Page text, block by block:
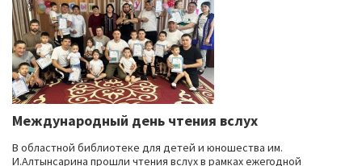
Международный день чтения вслух
В областной библиотеке для детей и юношества им.
И.Алтынсарина прошли чтения вслух в рамках ежегодной